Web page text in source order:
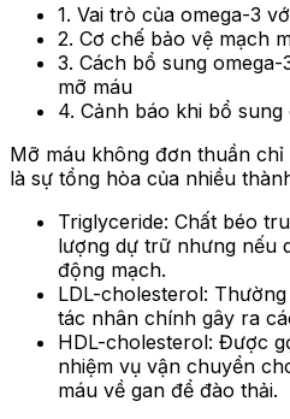
1. Vai trò của omega-3
2. Cơ chế bảo vệ mạch
3. Cách bổ sung omega-
mỡ máu
4. Cảnh báo khi bổ sung
Mỡ máu không đơn thuần chỉ
là sự tổng hòa của nhiều
Triglyceride: Chất béo
lượng dự trữ nhưng nếu
động mạch.
LDL-cholesterol: Thường
tác nhân chính gây ra
HDL-cholesterol: Được
nhiệm vụ vận chuyển
máu về gan để đào thải.